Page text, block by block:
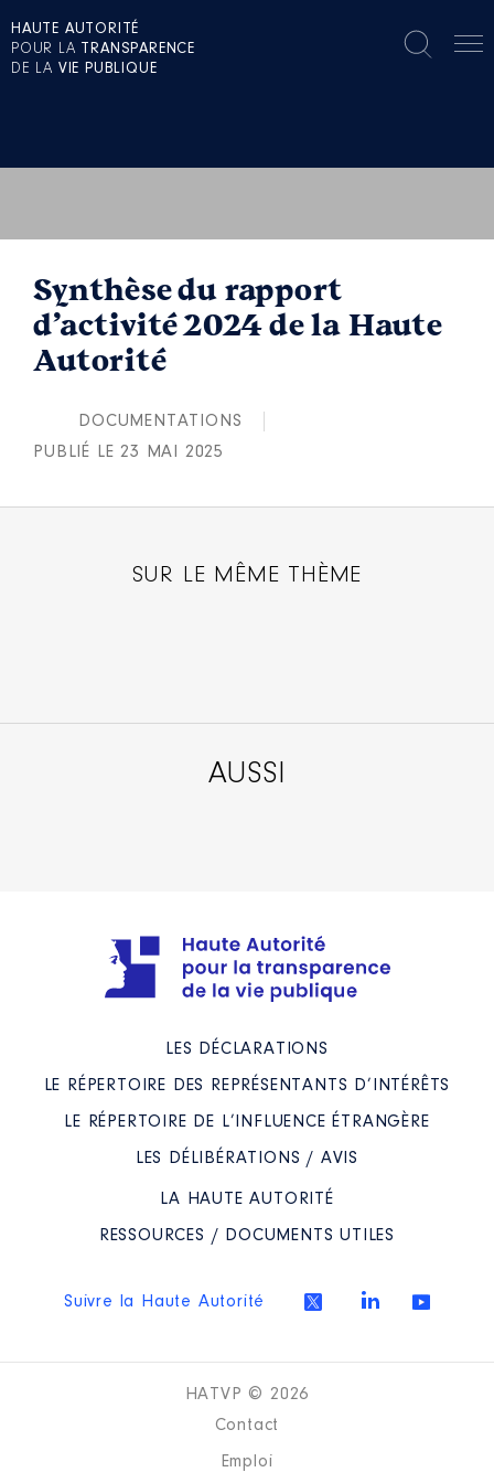
HAUTE AUTORITÉ
POUR LA TRANSPARENCE
DE LA VIE PUBLIQUE
Synthèse du rapport
d’activité 2024 de la Haute
Autorité
DOCUMENTATIONS
PUBLIÉ LE 23 MAI 2025
SUR LE MÊME THÈME
AUSSI
LES DÉCLARATIONS
LE RÉPERTOIRE DES REPRÉSENTANTS D’INTÉRÊTS
LE RÉPERTOIRE DE L’INFLUENCE ÉTRANGÈRE
LES DÉLIBÉRATIONS / AVIS
LA HAUTE AUTORITÉ
RESSOURCES / DOCUMENTS UTILES
Suivre la Haute Autorité
HATVP © 2026
Contact
Emploi